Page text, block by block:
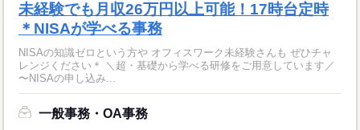
未経験でも月収26万円以上可能！17時台定時
＊NISAが学べる事務
NISAの知識ゼロという方や オフィスワーク未経験さんも ぜひチャ
レンジください＊ ＼超・基礎から学べる研修をご用意しています／
〜NISAの申し込み...
一般事務・OA事務